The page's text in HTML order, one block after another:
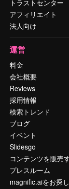
トラストセンター
アフィリエイト
法人向け
運営
料金
会社概要
Reviews
採用情報
検索トレンド
ブログ
イベント
Slidesgo
コンテンツを販売
プレスルーム
magnific.aiをお探